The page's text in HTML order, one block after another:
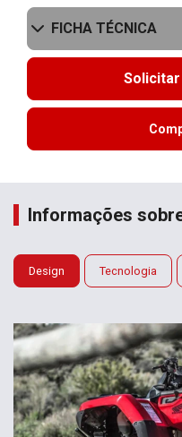
FICHA TÉCNICA
Informações
Design Tecnologia